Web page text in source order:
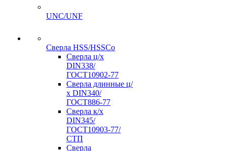
UNC/UNF
Сверла HSS/HSSCo
Сверла ц/х
DIN338/
ГОСТ10902-77
Сверла длинные ц/
х DIN340/
ГОСТ886-77
Сверла к/х
DIN345/
ГОСТ10903-77/
СТП
Сверла